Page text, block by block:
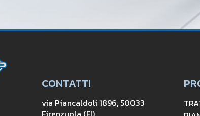
CONTATTI
via Piancaldoli 1896, 50033